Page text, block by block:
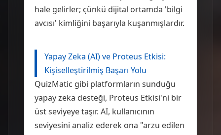
hale gelirler; çünkü dijital ortamda 'bilgi
avcısı' kimliğini başarıyla kuşanmışlardır.
Yapay Zeka (AI) ve Proteus Etkisi:
Kişiselleştirilmiş Başarı Yolu
QuizMatic gibi platformların sunduğu
yapay zeka desteği, Proteus Etkisi'ni bir
üst seviyeye taşır. AI, kullanıcının
seviyesini analiz ederek ona "arzu edilen